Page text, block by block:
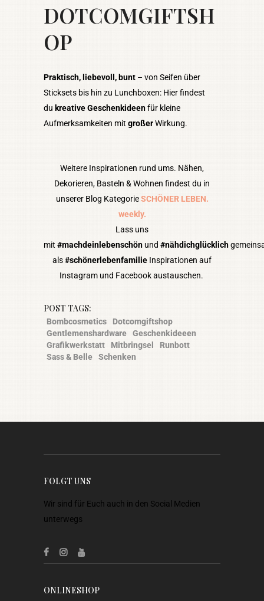
DOTCOMGIFTSH
OP
Praktisch, liebevoll, bunt – von Seifen über
Sticksets bis hin zu Lunchboxen: Hier findest
du kreativeGeschenkideenfür kleine
Aufmerksamkeiten mit großerWirkung.
Weitere Inspirationen rund ums. Nähen,
Dekorieren, Basteln & Wohnen findest du in
unserer Blog KategorieSCHÖNER LEBEN.
weekly.
Lass uns
mit #machdeinlebenschön und #nähdichglücklich
als#schönerlebenfamilie Inspirationen auf
Instagram und Facebook austauschen.
POST TAGS:
Bombcosmetics
Dotcomgiftshop
Gentlemenshardware
Geschenkideeen
Grafikwerkstatt
Mitbringsel
Runbott
Sass & Belle
Schenken
FOLGT UNS
Wir sind für Euch auch in den Social Medien
unterwegs
ONLINESHOP